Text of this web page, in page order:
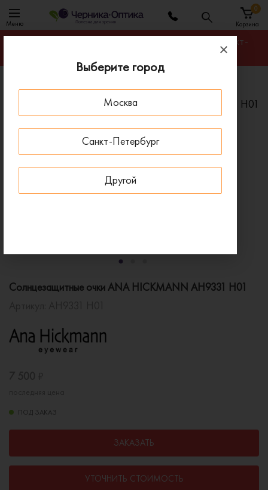
Выберите город
Москва
Санкт-Петербург
Другой
Меню Корзина
0
Гарантируем лучшую цену на любую оправу в Санкт-
Главная
Солнцезащитные очки
Солнцезащитные очки ANA HICKMANN AH9331 H01
Солнцезащитные очки ANA HICKMANN AH9331 H01
ПОД ЗАКАЗ
ЗАКАЗАТЬ
УТОЧНИТЬ СТОИМОСТЬ
ПОД ЗАКАЗ